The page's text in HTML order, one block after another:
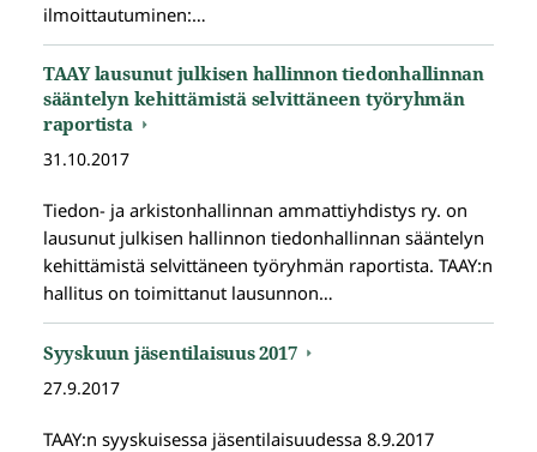
ilmoittautuminen:…
TAAY lausunut julkisen hallinnon tiedonhallinnan
sääntelyn kehittämistä selvittäneen työryhmän
raportista
31.10.2017
Tiedon- ja arkistonhallinnan ammattiyhdistys ry. on
lausunut julkisen hallinnon tiedonhallinnan sääntelyn
kehittämistä selvittäneen työryhmän raportista. TAAY:n
hallitus on toimittanut lausunnon…
Syyskuun jäsentilaisuus 2017
27.9.2017
TAAY:n syyskuisessa jäsentilaisuudessa 8.9.2017